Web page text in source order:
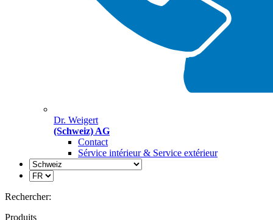
Dr. Weigert
(Schweiz) AG
Contact
Sérvice intérieur & Service extérieur
Rechercher:
Produits